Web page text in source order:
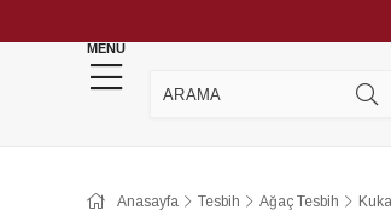
MENU
Anasayfa Tesbih Ağaç Tesbih